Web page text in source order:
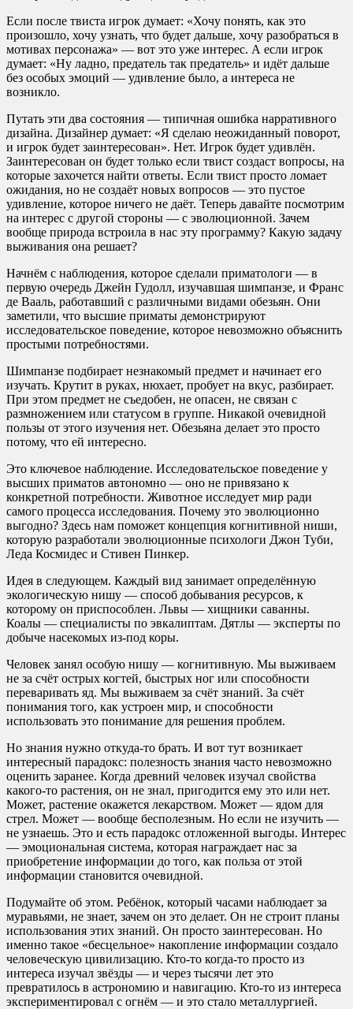
Если после твиста игрок думает: «Хочу понять, как это
произошло, хочу узнать, что будет дальше, хочу разобраться в
мотивах персонажа» — вот это уже интерес. А если игрок
думает: «Ну ладно, предатель так предатель» и идёт дальше
без особых эмоций — удивление было, а интереса не
возникло.
Путать эти два состояния — типичная ошибка нарративного
дизайна. Дизайнер думает: «Я сделаю неожиданный поворот,
и игрок будет заинтересован». Нет. Игрок будет удивлён.
Заинтересован он будет только если твист создаст вопросы, на
которые захочется найти ответы. Если твист просто ломает
ожидания, но не создаёт новых вопросов — это пустое
удивление, которое ничего не даёт. Теперь давайте посмотрим
на интерес с другой стороны — с эволюционной. Зачем
вообще природа встроила в нас эту программу? Какую задачу
выживания она решает?
Начнём с наблюдения, которое сделали приматологи — в
первую очередь Джейн Гудолл, изучавшая шимпанзе, и Франс
де Вааль, работавший с различными видами обезьян. Они
заметили, что высшие приматы демонстрируют
исследовательское поведение, которое невозможно объяснить
простыми потребностями.
Шимпанзе подбирает незнакомый предмет и начинает его
изучать. Крутит в руках, нюхает, пробует на вкус, разбирает.
При этом предмет не съедобен, не опасен, не связан с
размножением или статусом в группе. Никакой очевидной
пользы от этого изучения нет. Обезьяна делает это просто
потому, что ей интересно.
Это ключевое наблюдение. Исследовательское поведение у
высших приматов автономно — оно не привязано к
конкретной потребности. Животное исследует мир ради
самого процесса исследования. Почему это эволюционно
выгодно? Здесь нам поможет концепция когнитивной ниши,
которую разработали эволюционные психологи Джон Туби,
Леда Космидес и Стивен Пинкер.
Идея в следующем. Каждый вид занимает определённую
экологическую нишу — способ добывания ресурсов, к
которому он приспособлен. Львы — хищники саванны.
Коалы — специалисты по эвкалиптам. Дятлы — эксперты по
добыче насекомых из-под коры.
Человек занял особую нишу — когнитивную. Мы выживаем
не за счёт острых когтей, быстрых ног или способности
переваривать яд. Мы выживаем за счёт знаний. За счёт
понимания того, как устроен мир, и способности
использовать это понимание для решения проблем.
Но знания нужно откуда-то брать. И вот тут возникает
интересный парадокс: полезность знания часто невозможно
оценить заранее. Когда древний человек изучал свойства
какого-то растения, он не знал, пригодится ему это или нет.
Может, растение окажется лекарством. Может — ядом для
стрел. Может — вообще бесполезным. Но если не изучить —
не узнаешь. Это и есть парадокс отложенной выгоды. Интерес
— эмоциональная система, которая награждает нас за
приобретение информации до того, как польза от этой
информации становится очевидной.
Подумайте об этом. Ребёнок, который часами наблюдает за
муравьями, не знает, зачем он это делает. Он не строит планы
использования этих знаний. Он просто заинтересован. Но
именно такое «бесцельное» накопление информации создало
человеческую цивилизацию. Кто-то когда-то просто из
интереса изучал звёзды — и через тысячи лет это
превратилось в астрономию и навигацию. Кто-то из интереса
экспериментировал с огнём — и это стало металлургией.